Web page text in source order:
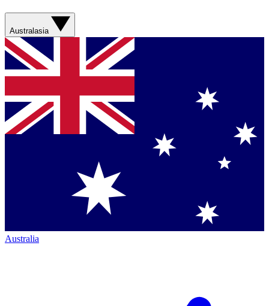
Australasia
Australia